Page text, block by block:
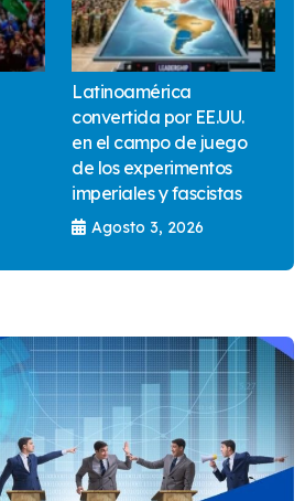
Latinoamérica
convertida por EE.UU.
en el campo de juego
de los experimentos
imperiales y fascistas
Agosto 3, 2026